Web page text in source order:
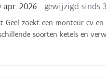
apr. 2026 - gewijzigd sinds
Geel zoekt een monteur cv
soorten ketels en